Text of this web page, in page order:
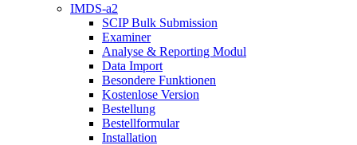
IMDS-a2
SCIP Bulk Submission
Examiner
Analyse & Reporting Modul
Data Import
Besondere Funktionen
Kostenlose Version
Bestellung
Bestellformular
Installation